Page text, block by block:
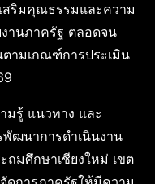
สริมคุณธรรมและความ
านภาครัฐ ตลอดจน
ตามเกณฑ์การประเมิน
มรู้ แนวทาง และ
พัฒนาการดำเนินงาน
ถมศึกษาเชียงใหม่ เขต